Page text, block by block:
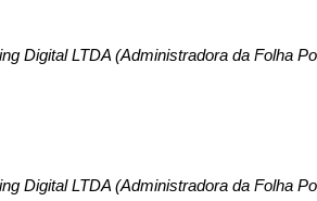
Digital LTDA (Administradora da Folha
Digital LTDA (Administradora da Folha